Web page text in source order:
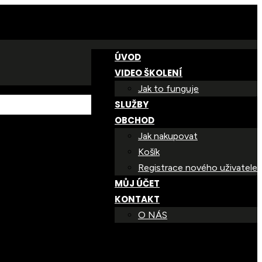
ÚVOD
VIDEO ŠKOLENÍ
Jak to funguje
SLUŽBY
OBCHOD
Jak nakupovat
Košík
Registrace nového uživatele
MŮJ ÚČET
KONTAKT
O NÁS